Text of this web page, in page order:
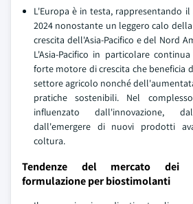
L'Europa è in testa, rappresentando
2024 nonostante un leggero calo
crescita dell'Asia-Pacifico e del Nord
L'Asia-Pacifico in particolare
forte motore di crescita che beneficia
settore agricolo nonché
pratiche sostenibili. Nel
influenzato dall'innovazione,
dall'emergere di nuovi prodotti
coltura.
Tendenze del mercato dei
formulazione per biostimolanti